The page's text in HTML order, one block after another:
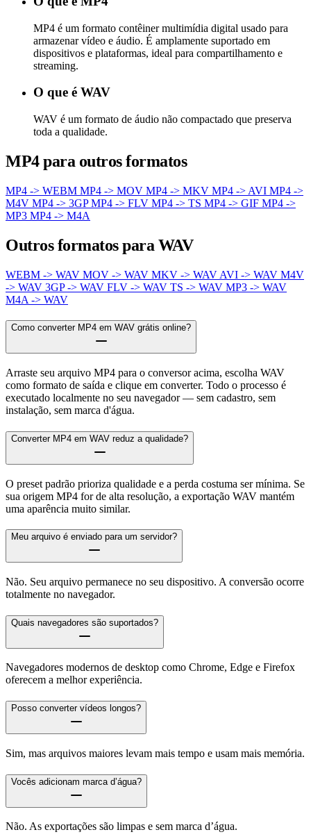
MP4 é um formato contêiner multimídia digital usado para
armazenar vídeo e áudio. É amplamente suportado em
dispositivos e plataformas, ideal para compartilhamento e
streaming.
O que é WAV
WAV é um formato de áudio não compactado que preserva
toda a qualidade.
MP4 para outros formatos
MP4 -> WEBM MP4 -> MOV MP4 -> MKV MP4 -> AVI MP4 ->
M4V MP4 -> 3GPMP4 -> FLV MP4 -> TS MP4 -> GIF MP4 ->
MP3 MP4 -> M4A
Outros formatos para WAV
WEBM -> WAV MOV -> WAV MKV -> WAV AVI -> WAV M4V
-> WAV 3GP -> WAV FLV -> WAV TS -> WAV MP3 -> WAV
M4A -> WAV
Como converter MP4 em WAV grátis online?
Arraste seu arquivo MP4 para o conversor acima, escolha WAV
como formato de saída e clique em converter. Todo o processo é
executado localmente no seu navegador — sem cadastro, sem
instalação, sem marca d'água.
Converter MP4 em WAV reduz a qualidade?
O preset padrão prioriza qualidade e a perda costuma ser mínima. Se
sua origem MP4 for de alta resolução, a exportação WAV mantém
uma aparência muito similar.
Meu arquivo é enviado para um servidor?
Não. Seu arquivo permanece no seu dispositivo. A conversão ocorre
totalmente no navegador.
Quais navegadores são suportados?
Navegadores modernos de desktop como Chrome, Edge e Firefox
oferecem a melhor experiência.
Posso converter vídeos longos?
Sim, mas arquivos maiores levam mais tempo e usam mais memória.
Vocês adicionam marca d’água?
Não. As exportações são limpas e sem marca d’água.